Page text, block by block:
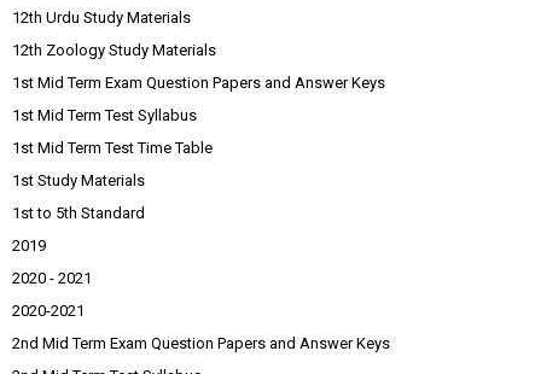
12th Urdu Study Materials
12th Zoology Study Materials
1st Mid Term Exam Question Papers and Answer Keys
1st Mid Term Test Syllabus
1st Mid Term Test Time Table
1st Study Materials
1st to 5th Standard
2019
2020 - 2021
2020-2021
2nd Mid Term Exam Question Papers and Answer Keys